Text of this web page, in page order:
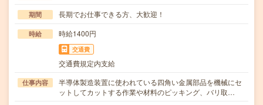
期間 長期でお仕事できる方、大歓迎！
時給 時給1400円
交通費
交通費規定内支給
仕事内容
半導体製造装置に使われている四角い金属部品を機械にセ
ットしてカットする作業や材料のピッキング、バリ取…